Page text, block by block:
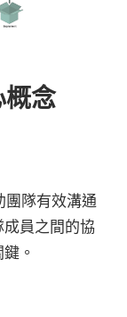
概念
團隊有效溝通
員之間的協
。